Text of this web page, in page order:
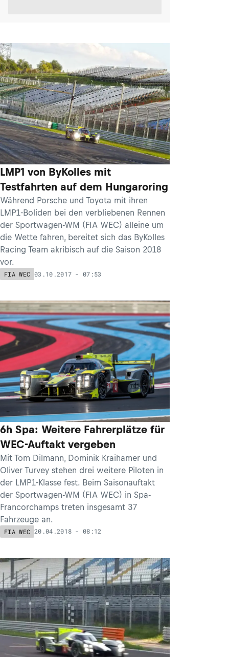
LMP1 von ByKolles mit
Testfahrten auf dem Hungaroring
Während Porsche und Toyota mit ihren
LMP1-Boliden bei den verbliebenen Rennen
der Sportwagen-WM (FIA WEC) alleine um
die Wette fahren, bereitet sich das ByKolles
Racing Team akribisch auf die Saison 2018
vor.
FIA WEC 03.10.2017 - 07:53
6h Spa: Weitere Fahrerplätze für
WEC-Auftakt vergeben
Mit Tom Dilmann, Dominik Kraihamer und
Oliver Turvey stehen drei weitere Piloten in
der LMP1-Klasse fest. Beim Saisonauftakt
der Sportwagen-WM (FIA WEC) in Spa-
Francorchamps treten insgesamt 37
Fahrzeuge an.
FIA WEC 20.04.2018 - 08:12